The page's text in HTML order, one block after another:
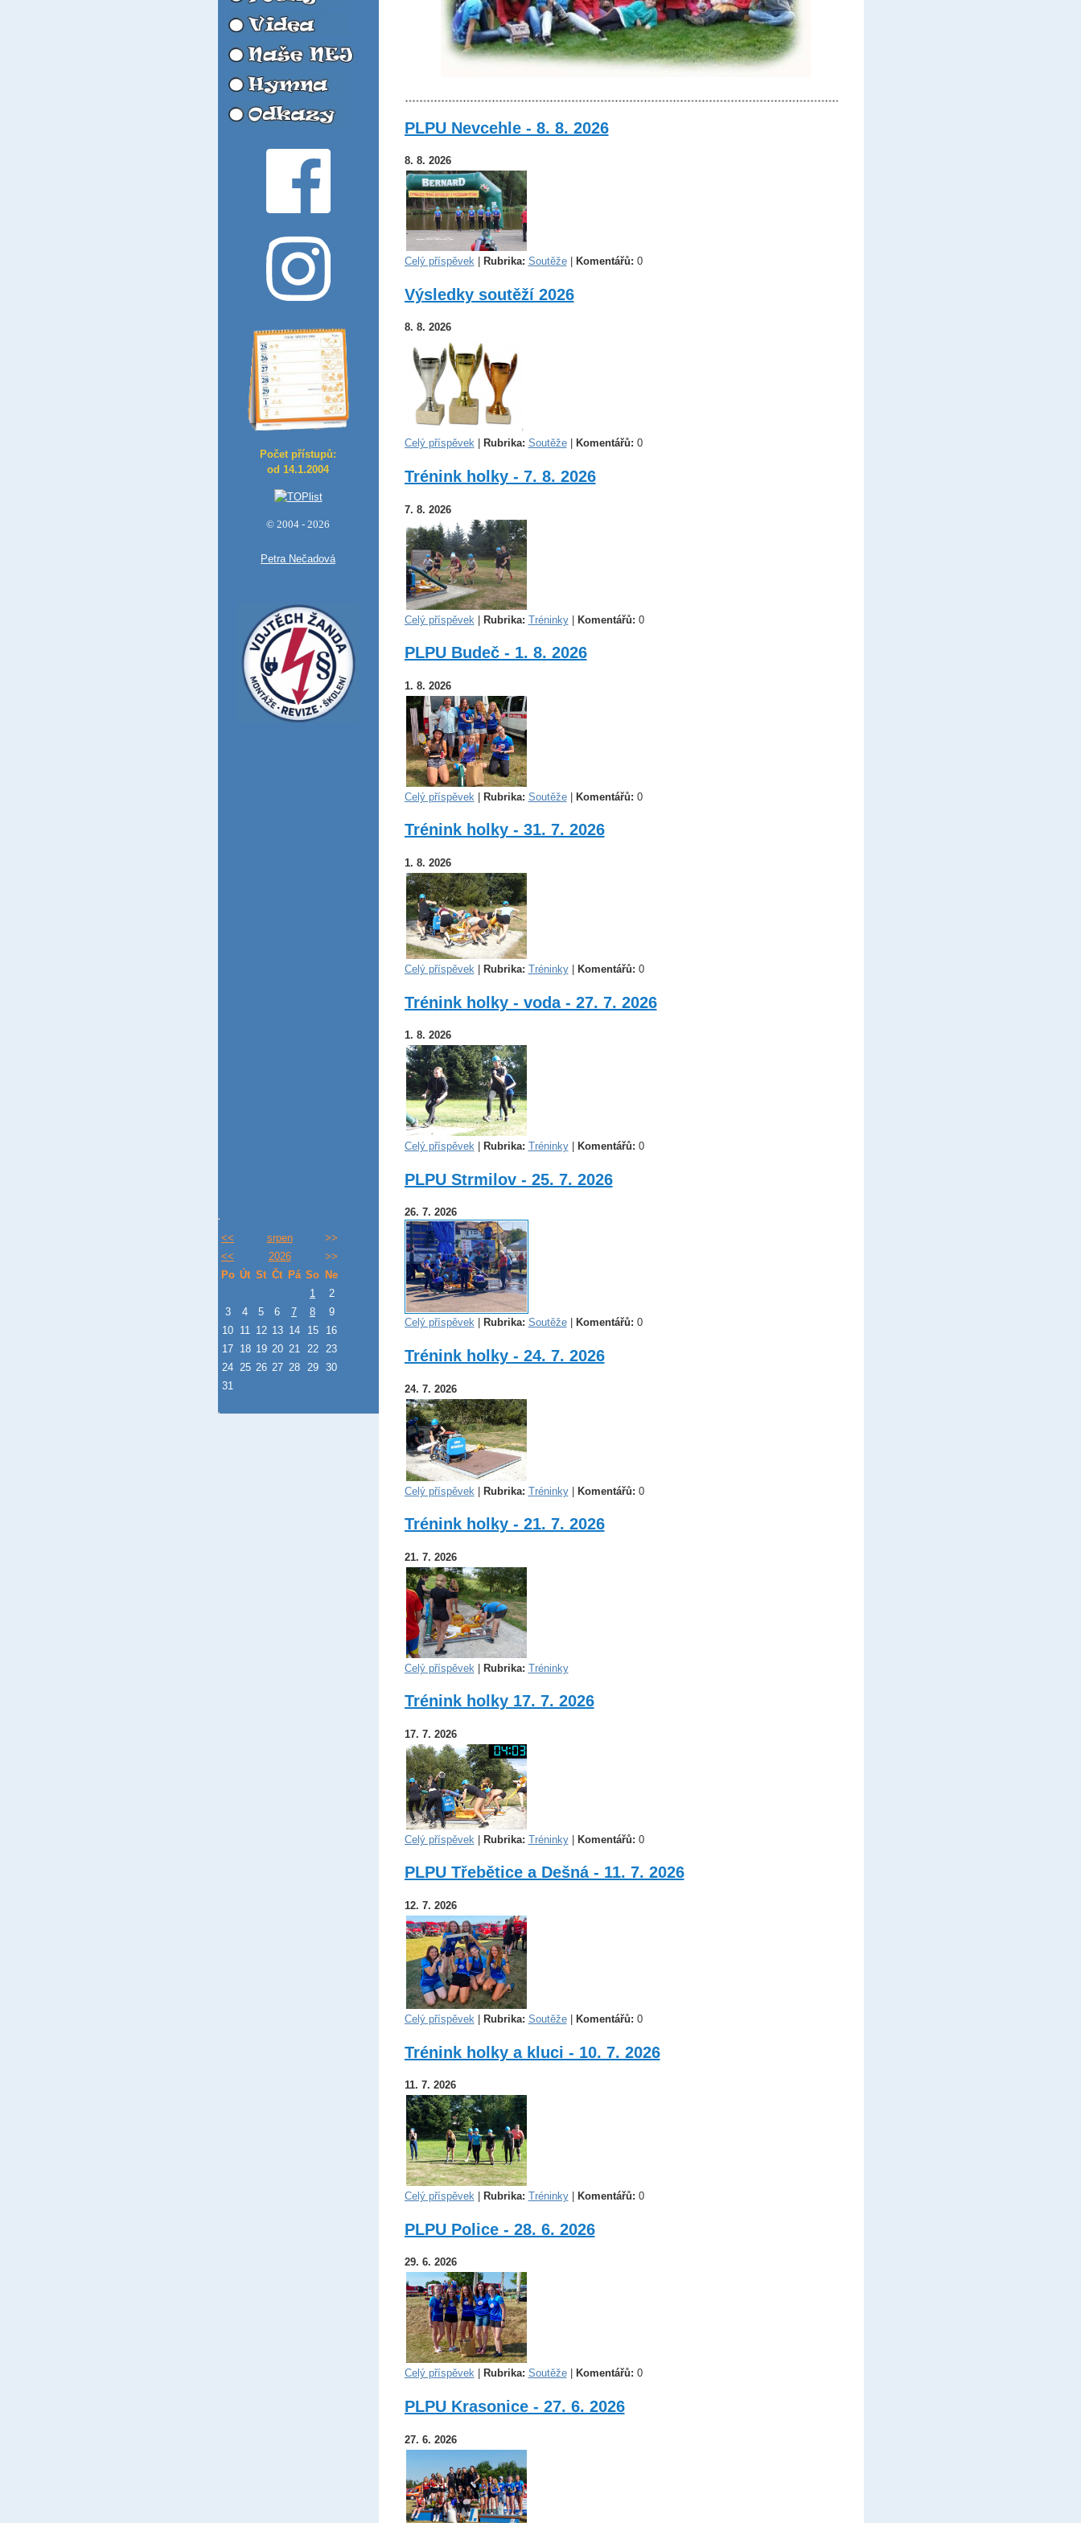
Počet přístupů:
od 14.1.2004
© 2004 - 2026
Petra Nečadová
<< srpen
>>
<<
2026
>>
Po Út St Čt Pá So Ne
1
2
3
4 5 6 7 8
9
10 11 12 13 14 15
16
17 18 19 20 21 22
23
24 25 26 27 28 29
30
31
PLPU Nevcehle - 8. 8. 2026
8. 8. 2026
Celý příspěvek Rubrika: Soutěže Komentářů: 0
Výsledky soutěží 2026
8. 8. 2026
Celý příspěvek Rubrika: Soutěže Komentářů: 0
Trénink holky - 7. 8. 2026
7. 8. 2026
Celý příspěvek | Rubrika: Tréninky | Komentářů: 0
PLPU Budeč - 1. 8. 2026
1. 8. 2026
Celý příspěvek Rubrika: Soutěže Komentářů: 0
Trénink holky - 31. 7. 2026
1. 8. 2026
Celý příspěvek Rubrika: Tréninky Komentářů: 0
Trénink holky - voda - 27. 7. 2026
1. 8. 2026
Celý příspěvek Rubrika: Tréninky Komentářů: 0
PLPU Strmilov - 25. 7. 2026
26. 7. 2026
Celý příspěvek Rubrika: Soutěže Komentářů: 0
Trénink holky - 24. 7. 2026
24. 7. 2026
Celý příspěvek | Rubrika: Tréninky | Komentářů: 0
Trénink holky - 21. 7. 2026
21. 7. 2026
Celý příspěvek | Rubrika: Tréninky
Trénink holky 17. 7. 2026
17. 7. 2026
Celý příspěvek Rubrika: Tréninky Komentářů: 0
PLPU Třebětice a Dešná - 11. 7. 2026
12. 7. 2026
Celý příspěvek Rubrika: Soutěže Komentářů: 0
Trénink holky a kluci - 10. 7. 2026
11. 7. 2026
Celý příspěvek Rubrika: Tréninky Komentářů: 0
PLPU Police - 28. 6. 2026
29. 6. 2026
Celý příspěvek Rubrika: Soutěže Komentářů: 0
PLPU Krasonice - 27. 6. 2026
27. 6. 2026